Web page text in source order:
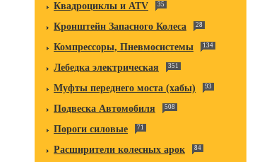
Квадроциклы и ATV 35
Кронштейн Запасного Колеса 28
Компрессоры, Пневмосистемы 134
Лебедка электрическая 351
Муфты переднего моста (хабы) 93
Подвеска Автомобиля 508
Пороги силовые 71
Расширители колесных арок 84